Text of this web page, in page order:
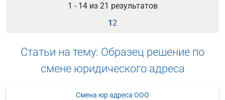
1 - 14 из 21 результатов
12
Статьи на тему: Образец решение по
смене юридического адреса
Смена юр адреса ООО